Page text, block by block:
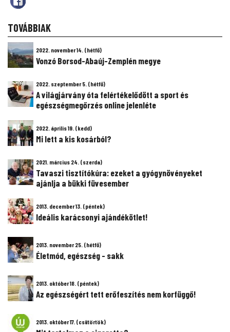
TOVÁBBIAK
2022. november 14. (hétfő)
Vonzó Borsod-Abaúj-Zemplén megye
2022. szeptember 5. (hétfő)
A világjárvány óta felértékelődött a sport és
egészségmegőrzés online jelenléte
2022. április 19. (kedd)
Mi lett a kis kosárból?
2021. március 24. (szerda)
Tavaszi tisztítókúra: ezeket a gyógynövényeket
ajánlja a bükki füvesember
2013. december 13. (péntek)
Ideális karácsonyi ajándékötlet!
2013. november 25. (hétfő)
Életmód, egészség - sakk
2013. október 18. (péntek)
Az egészségért tett erőfeszítés nem korfüggő!
2013. október 17. (csütörtök)